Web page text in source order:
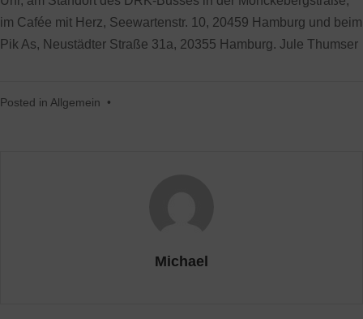
im Cafée mit Herz, Seewartenstr. 10, 20459 Hamburg und beim
Pik As, Neustädter Straße 31a, 20355 Hamburg. Jule Thumser
Posted in Allgemein •
Michael